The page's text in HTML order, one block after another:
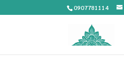
0907781114